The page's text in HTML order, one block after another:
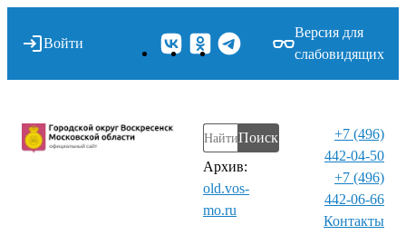
Войти
Версия для
слабовидящих
Поиск
Архив:
old.vos-
mo.ru
+7 (496)
442-04-50
+7 (496)
442-06-66
Контакты⁠